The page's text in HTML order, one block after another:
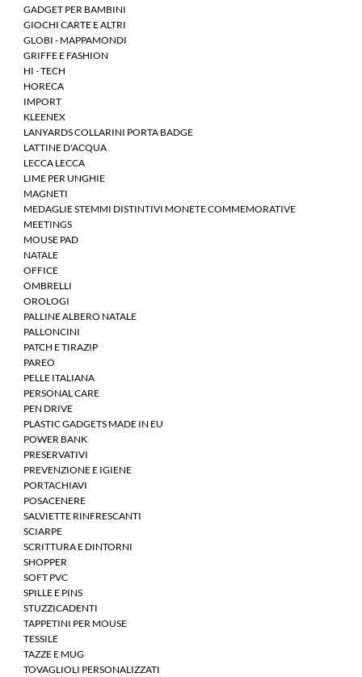
GADGET PER BAMBINI
GIOCHI CARTE E ALTRI
GLOBI - MAPPAMONDI
GRIFFE E FASHION
HI - TECH
HORECA
IMPORT
KLEENEX
LANYARDS COLLARINI PORTA BADGE
LATTINE D'ACQUA
LECCA LECCA
LIME PER UNGHIE
MAGNETI
MEDAGLIE STEMMI DISTINTIVI MONETE COMMEMORATIVE
MEETINGS
MOUSE PAD
NATALE
OFFICE
OMBRELLI
OROLOGI
PALLINE ALBERO NATALE
PALLONCINI
PATCH E TIRAZIP
PAREO
PELLE ITALIANA
PERSONAL CARE
PEN DRIVE
PLASTIC GADGETS MADE IN EU
POWER BANK
PRESERVATIVI
PREVENZIONE E IGIENE
PORTACHIAVI
POSACENERE
SALVIETTE RINFRESCANTI
SCIARPE
SCRITTURA E DINTORNI
SHOPPER
SOFT PVC
SPILLE E PINS
STUZZICADENTI
TAPPETINI PER MOUSE
TESSILE
TAZZE E MUG
TOVAGLIOLI PERSONALIZZATI